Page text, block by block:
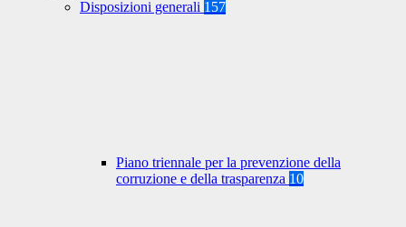
Disposizioni generali 157
Piano triennale per la prevenzione della
corruzione e della trasparenza 10